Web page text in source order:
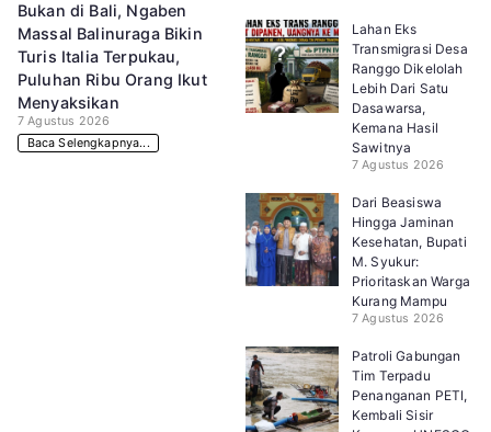
Bukan di Bali, Ngaben
Massal Balinuraga Bikin
Turis Italia Terpukau,
Puluhan Ribu Orang Ikut
Menyaksikan
7 Agustus 2026
Baca Selengkapnya...
Lahan Eks
Transmigrasi Desa
Ranggo Dikelolah
Lebih Dari Satu
Dasawarsa,
Kemana Hasil
Sawitnya
7 Agustus 2026
Dari Beasiswa
Hingga Jaminan
Kesehatan, Bupati
M. Syukur:
Prioritaskan Warga
Kurang Mampu
7 Agustus 2026
Patroli Gabungan
Tim Terpadu
Penanganan PETI,
Kembali Sisir